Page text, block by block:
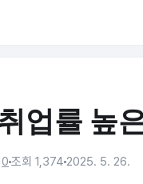
업률 높
0 조회 1,374 2025. 5. 26.